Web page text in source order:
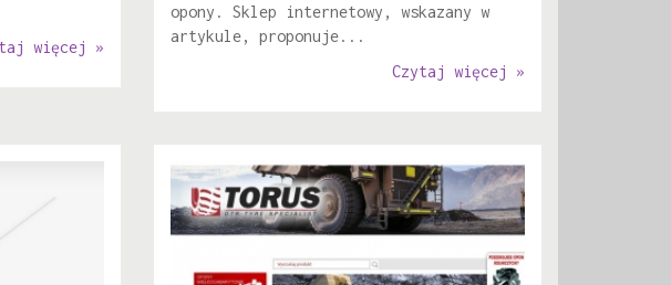
więcej »
opony. Sklep internetowy, wskazany w
artykule, proponuje...
Czytaj więcej »